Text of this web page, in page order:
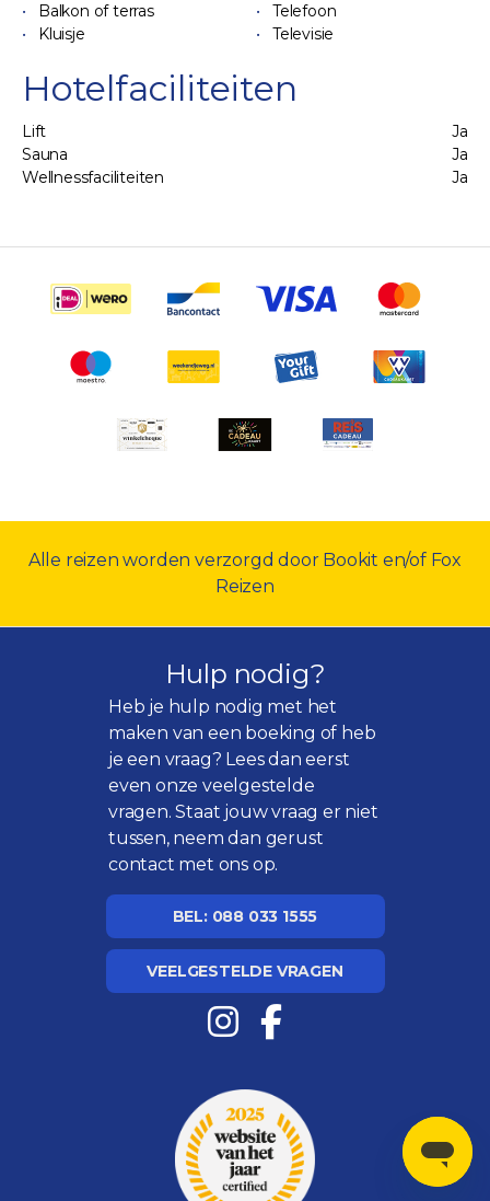
Balkon of terras
Telefoon
Kluisje
Televisie
Hotelfaciliteiten
Lift
Ja
Sauna
Ja
Wellnessfaciliteiten
Ja
Alle reizen worden verzorgd door Bookit en/of Fox
Reizen
Hulp nodig?
Heb je hulp nodig met het
maken van een boeking of heb
je een vraag? Lees dan eerst
even onzeveelgestelde
vragen. Staat jouw vraag er niet
tussen, neem dan gerust
contact met ons op.
BEL: 088 033 1555
VEELGESTELDE VRAGEN